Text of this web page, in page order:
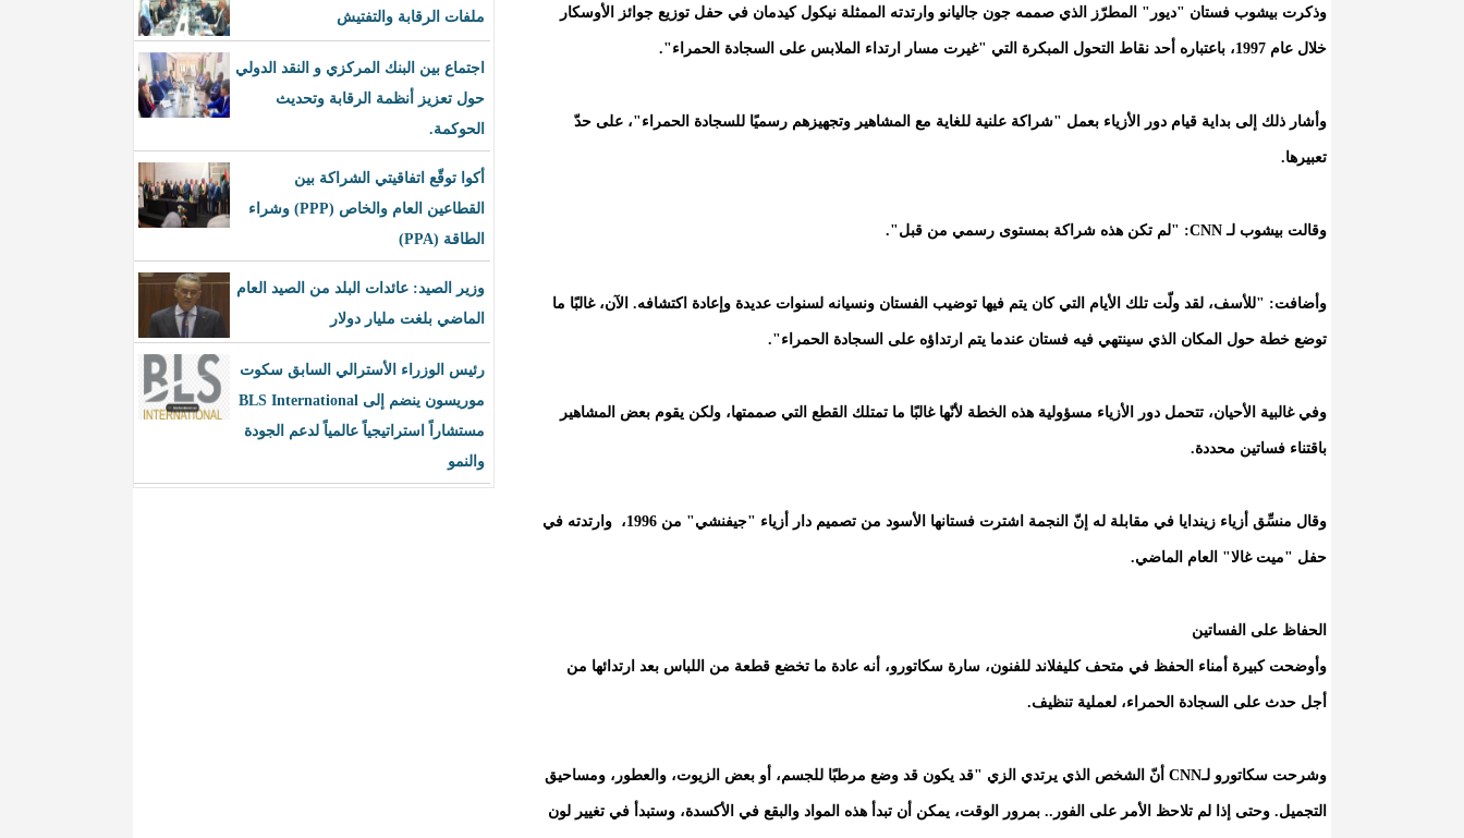
ملفات الرقابة والتفتيش
اجتماع بين البنك المركزي و النقد الدولي
حول تعزيز أنظمة الرقابة وتحديث
الحوكمة.
أكوا توقّع اتفاقيتي الشراكة بين
القطاعين العام والخاص (PPP) وشراء
الطاقة (PPA)
وزير الصيد: عائدات البلد من الصيد العام
الماضي بلغت مليار دولار
رئيس الوزراء الأسترالي السابق سكوت
موريسون ينضم إلى BLS International
مستشاراً استراتيجياً عالمياً لدعم الجودة
والنمو
وذكرت بيشوب فستان "ديور" المطرّز الذي صممه جون جاليانو وارتدته الممثلة نيكول كيدمان في حفل توزيع جوائز الأوسكار
خلال عام 1997، باعتباره أحد نقاط التحول المبكرة التي "غيرت مسار ارتداء الملابس على السجادة الحمراء".
وأشار ذلك إلى بداية قيام دور الأزياء بعمل "شراكة علنية للغاية مع المشاهير وتجهيزهم رسميًا للسجادة الحمراء"، على حدّ
تعبيرها.
وقالت بيشوب لـ CNN: "لم تكن هذه شراكة بمستوى رسمي من قبل".
وأضافت: "للأسف، لقد ولّت تلك الأيام التي كان يتم فيها توضيب الفستان ونسيانه لسنوات عديدة وإعادة اكتشافه. الآن، غالبًا ما
توضع خطة حول المكان الذي سينتهي فيه فستان عندما يتم ارتداؤه على السجادة الحمراء".
وفي غالبية الأحيان، تتحمل دور الأزياء مسؤولية هذه الخطة لأنّها غالبًا ما تمتلك القطع التي صممتها، ولكن يقوم بعض المشاهير
باقتناء فساتين محددة.
وقال منسِّق أزياء زيندايا في مقابلة له إنّ النجمة اشترت فستانها الأسود من تصميم دار أزياء "جيفنشي" من 1996، وارتدته في
حفل "ميت غالا" العام الماضي.
الحفاظ على الفساتين
وأوضحت كبيرة أمناء الحفظ في متحف كليفلاند للفنون، سارة سكاتورو، أنه عادة ما تخضع قطعة من اللباس بعد ارتدائها من
أجل حدث على السجادة الحمراء، لعملية تنظيف.
وشرحت سكاتورو لـCNN أنّ الشخص الذي يرتدي الزي "قد يكون قد وضع مرطبًا للجسم، أو بعض الزيوت، والعطور، ومساحيق
التجميل. وحتى إذا لم تلاحظ الأمر على الفور.. بمرور الوقت، يمكن أن تبدأ هذه المواد والبقع في الأكسدة، وستبدأ في تغيير لون